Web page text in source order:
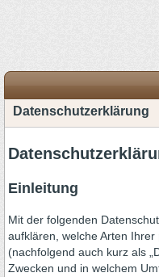
Datenschutzerklärung
Einleitung
Mit der folgenden
aufklären, welche Arten
(nachfolgend auch kurz als
Zwecken und in welchem